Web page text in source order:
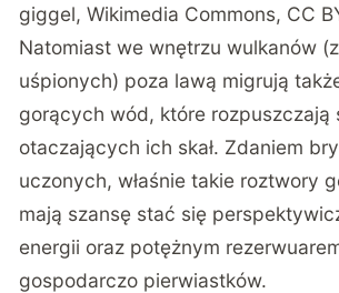
giggel, Wikimedia Commons, CC
Natomiast we wnętrzu wulkanów
uśpionych) poza lawą migrują
gorących wód, które rozpuszczają
otaczających ich skał. Zdaniem
uczonych, właśnie takie roztwory
mają szansę stać się
energii oraz potężnym
gospodarczo pierwiastków.